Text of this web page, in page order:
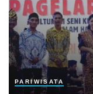
PARIWISATA